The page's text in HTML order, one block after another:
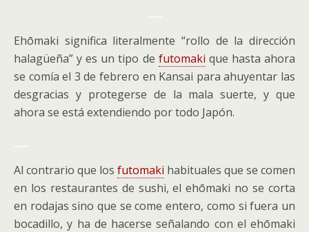
Ehōmaki significa literalmente “rollo de la dirección
halagüeña” y es un tipo de futomaki que hasta ahora
se comía el 3 de febrero en Kansai para ahuyentar las
desgracias y protegerse de la mala suerte, y que
ahora se está extendiendo por todo Japón.
Al contrario que los futomaki habituales que se comen
en los restaurantes de sushi, el ehōmaki no se corta
en rodajas sino que se come entero, como si fuera un
bocadillo, y ha de hacerse señalando con el ehōmaki